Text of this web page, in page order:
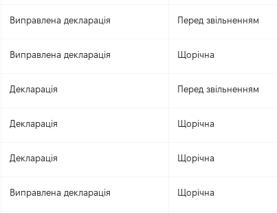
Виправлена декларація Перед звільненням
Виправлена декларація Щорічна
Декларація Перед звільненням
Декларація Щорічна
Декларація Щорічна
Виправлена декларація Щорічна